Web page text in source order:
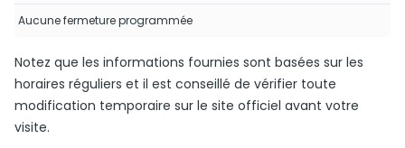
Aucune fermeture programmée
Notez que les informations fournies sont basées sur les
horaires réguliers et il est conseillé de vérifier toute
modification temporaire sur le site officiel avant votre
visite.